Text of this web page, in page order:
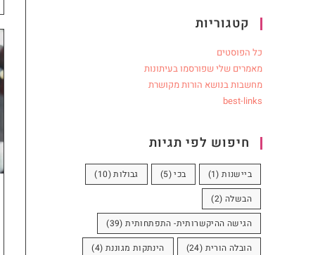
קטגוריות
כל הפוסטים
מאמרים שלי שפורסמו בעיתונות
מחשבות בנושא הורות מקושרת
best-links
חיפוש לפי תגיות
ביישנות(1) בכי(5) גבולות(10)
הבשלה (2)
הגישה ההיקשרותית- התפתחותית(39)
הובלה הורית (24) הינתקות מגוננת (4)